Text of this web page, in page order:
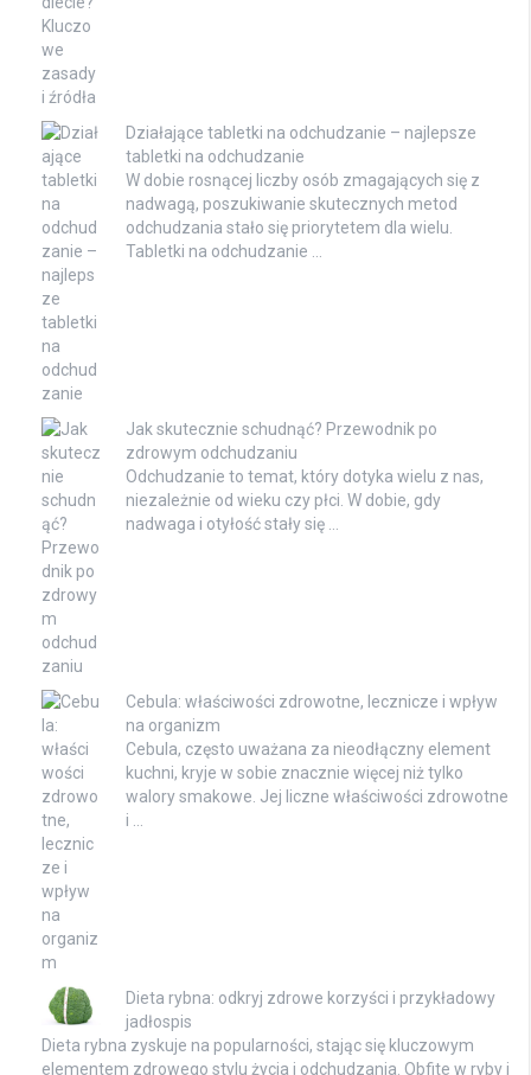
Działające tabletki na odchudzanie – najlepsze
tabletki na odchudzanie
W dobie rosnącej liczby osób zmagających się z
nadwagą, poszukiwanie skutecznych metod
odchudzania stało się priorytetem dla wielu.
Tabletki na odchudzanie …
Jak skutecznie schudnąć? Przewodnik po
zdrowym odchudzaniu
Odchudzanie to temat, który dotyka wielu z nas,
niezależnie od wieku czy płci. W dobie, gdy
nadwaga i otyłość stały się …
Cebula: właściwości zdrowotne, lecznicze i wpływ
na organizm
Cebula, często uważana za nieodłączny element
kuchni, kryje w sobie znacznie więcej niż tylko
walory smakowe. Jej liczne właściwości zdrowotne
i …
Dieta rybna: odkryj zdrowe korzyści i przykładowy
jadłospis
Dieta rybna zyskuje na popularności, stając się kluczowym
elementem zdrowego stylu życia i odchudzania. Obfite w ryby i